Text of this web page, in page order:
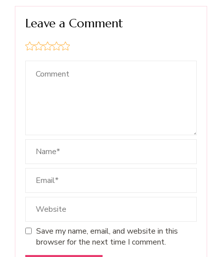
Leave a Comment
Save my name, email, and website in this
browser for the next time I comment.